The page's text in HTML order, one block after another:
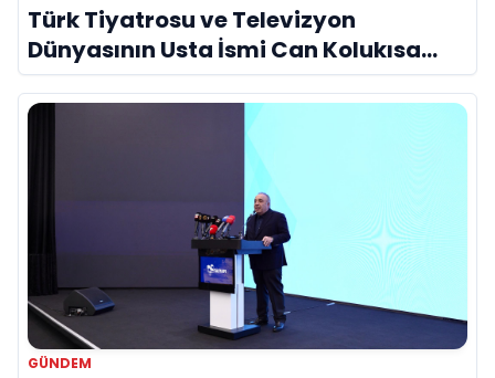
Türk Tiyatrosu ve Televizyon
Dünyasının Usta İsmi Can Kolukısa
Hayatını Kaybetti
GÜNDEM